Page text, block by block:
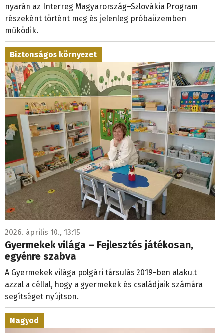
nyarán az Interreg Magyarország–Szlovákia Program
részeként történt meg és jelenleg próbaüzemben
működik.
Biztonságos környezet
2026. április 10., 13:15
Gyermekek világa – Fejlesztés játékosan,
egyénre szabva
A Gyermekek világa polgári társulás 2019-ben alakult
azzal a céllal, hogy a gyermekek és családjaik számára
segítséget nyújtson.
Nagyod